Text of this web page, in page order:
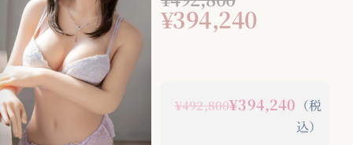
¥394,240
¥492,800¥394,240 （税
込）